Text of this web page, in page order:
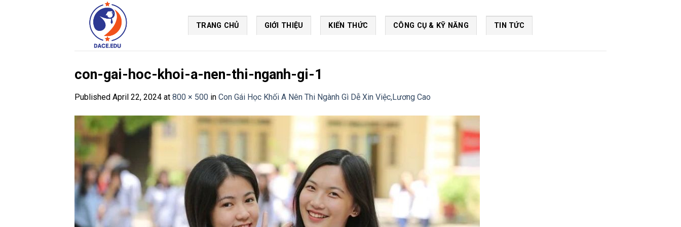
TRANG CHỦ GIỚI THIỆU KIẾN THỨC CÔNG CỤ & KỸ NĂNG TIN TỨC
con-gai-hoc-khoi-a-nen-thi-nganh-gi-1
Published April 22, 2024 at 800 × 500 in Con Gái Học Khối A Nên Thi Ngành Gì Dễ Xin Việc,Lương Cao